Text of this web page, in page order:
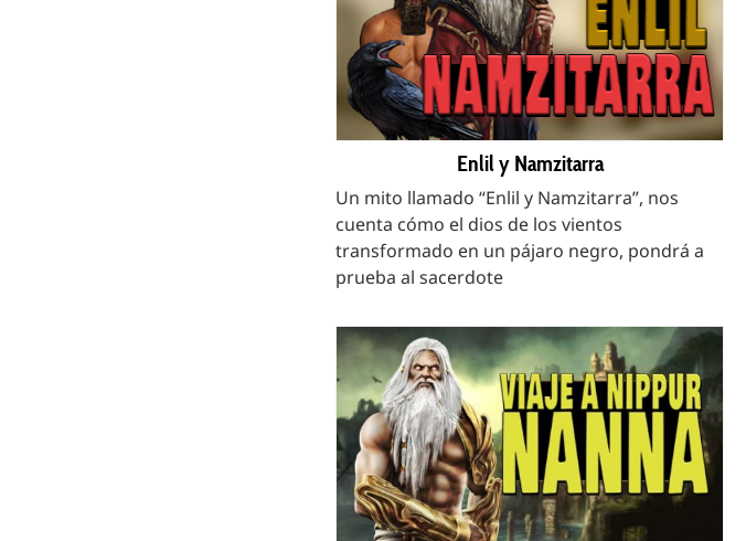
Enlil y Namzitarra
Un mito llamado “Enlil y Namzitarra”, nos
cuenta cómo el dios de los vientos
transformado en un pájaro negro, pondrá a
prueba al sacerdote